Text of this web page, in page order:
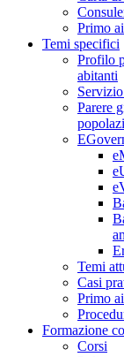
Primo
Temi specifici
Profilo
abitanti
Parere
Temi
Casi
Primo
Formazione
Corsi